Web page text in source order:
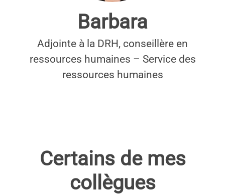
Barbara
Adjointe à la DRH, conseillère en
ressources humaines – Service des
ressources humaines
Certains de mes
collègues